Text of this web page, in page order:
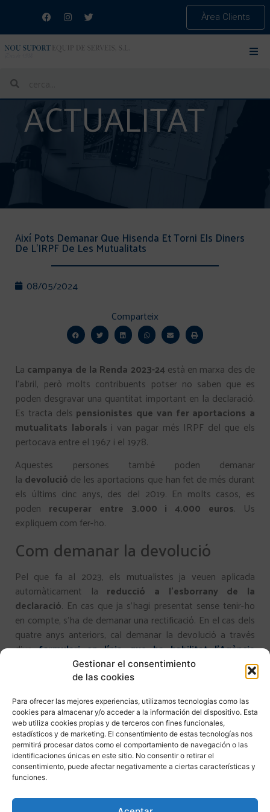
Gestionar el consentimiento
de las cookies
Para ofrecer las mejores experiencias, utilizamos tecnologías como las
cookies para almacenar y/o acceder a la información del dispositivo. Esta
web utiliza cookies propias y de terceros con fines funcionales,
estadísticos y de marketing. El consentimiento de estas tecnologías nos
permitirá procesar datos como el comportamiento de navegación o las
identificaciones únicas en este sitio. No consentir o retirar el
consentimiento, puede afectar negativamente a ciertas características y
funciones.
Àrea Clients
ACTUALITAT
Així Pots Demanar Que Hisenda Et Torni Els Diners
De L’IRPF De Les Mutualitats
08/05/2024
Comparteix
La campanya de la Renda 2023-24està en marxa des de
l’abril, però molts contribuents potser no saben que es
poden desgravar una quantitat important en la declaració.
Es tracta dels pensionistes que van fer aportacions a
mutualitats laborals i van pagar més IRPF del que els
pertocava entre el 1967 i el 1978.
Aquestes persones també poden demanar
la devolució de les aportacions que han fet de més durant
els últims cinc anys, des del 2019. En molts casos, es
poden recuperar entre 3.000 i 4.000 euros. Us
expliquem com fer-ho.
Com demanar la devolució
Pel que fa al 2023, els mutualistes ja veuen aplicada
automàticament la reducció a l’esborrany de la
declaració. En cas que ja s’hagi presentat sense tenir-ho
en compte, s’ha de demanar una rectificació. En el cas dels
quatre anys anteriors, cal demanar la devolució a través
d’unformulari en línia que ha habilitat l’Agència
Es tracta d’una opció molt senzilla en què només cal
identificar-se i introduir unnúmero de telèfon i un
número de compte. No cal aportar cap altra
documentació, ja que Hisenda treballa juntament amb la
Seguretat Social per comprovar cada cas, calcular quina
quantitat pertoca a cadascú i fer la devolució.
Elshereus
alguns pensionistes que no es poden beneficiar d’aquest